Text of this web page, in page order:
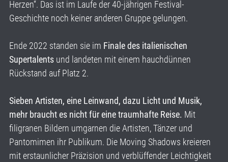
Herzen“. Das ist im Laufe der 40-jährigen Festival-
Geschichte noch keiner anderen Gruppe gelungen.
Ende 2022 standen sie im Finale des italienischen
Supertalents und landeten mit einem hauchdünnen
Rückstand auf Platz 2.
Sieben Artisten, eine Leinwand, dazu Licht und Musik,
mehr braucht es nicht für eine traumhafte Reise. Mit
filigranen Bildern umgarnen die Artisten, Tänzer und
Pantomimen ihr Publikum. Die Moving Shadows kreieren
mit erstaunlicher Präzision und verblüffender Leichtigkeit